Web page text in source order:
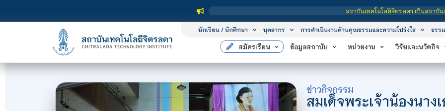
สถาบันเทคโนโลยีจิตรลดา เป็นสถาบันอุดมศึกษาในก
นักเรียน / นักศึกษา บุคลากร การดำเนินงานด้านคุณธรรมและความโปร่งใส ธรร
สมัครเรียน ข้อมูลสถาบัน หน่วยงาน วิจัยและนวัตกิจ
ข่าวกิจกรรม
สมเด็จพระเจ้าน้องนา